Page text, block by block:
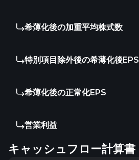
希薄化後の加重平均株式数
特別項目除外後の希薄化後EPS
希薄化後の正常化EPS
営業利益
キャッシュフロー計算書